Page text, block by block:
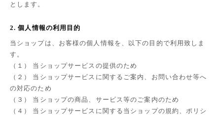
とします。
2. 個人情報の利用目的
当ショップは、お客様の個人情報を、以下の目的で利用致しま
す。
（１） 当ショップサービスの提供のため
（２） 当ショップサービスに関するご案内、お問い合わせ等へ
の対応のため
（３） 当ショップの商品、サービス等のご案内のため
（４） 当ショップサービスに関する当ショップの規約、ポリシ